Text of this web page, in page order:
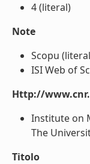
4 (literal)
Note
Scopu
ISI Web of
Http://
Institute on
The
Titolo